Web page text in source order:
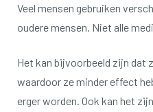
Veel mensen gebruiken
oudere mensen. Niet alle
Het kan bijvoorbeeld zijn dat
waardoor ze minder effect
erger worden.Ook kan het